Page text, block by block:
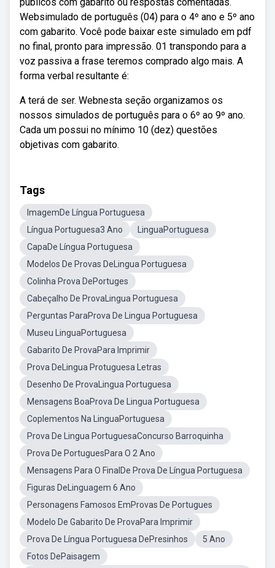
Websimulado de português (04) para o 4º ano e 5º ano
com gabarito. Você pode baixar este simulado em pdf
no final, pronto para impressão. 01 transpondo para a
voz passiva a frase teremos comprado algo mais. A
forma verbal resultante é:
A terá de ser. Webnesta seção organizamos os
nossos simulados de português para o 6º ao 9º ano.
Cada um possui no mínimo 10 (dez) questões
objetivas com gabarito.
Tags
ImagemDe Língua Portuguesa
Língua Portuguesa3 Ano
LinguaPortuguesa
CapaDe Língua Portuguesa
Modelos De Provas DeLingua Portuguesa
Colinha Prova DePortuges
Cabeçalho De ProvaLingua Portuguesa
Perguntas ParaProva De Lingua Portuguesa
Museu LinguaPortuguesa
Gabarito De ProvaPara Imprimir
Prova DeLingua Protuguesa Letras
Desenho De ProvaLingua Portuguesa
Mensagens BoaProva De Lingua Portuguesa
Coplementos Na LinguaPortuguesa
Prova De Lingua PortuguesaConcurso Barroquinha
Prova De PortuguesPara O 2 Ano
Mensagens Para O FinalDe Prova De Língua Portuguesa
Figuras DeLinguagem 6 Ano
Personagens Famosos EmProvas De Portugues
Modelo De Gabarito De ProvaPara Imprimir
Prova De Língua Portuguesa DePresinhos
5 Ano
Fotos DePaisagem